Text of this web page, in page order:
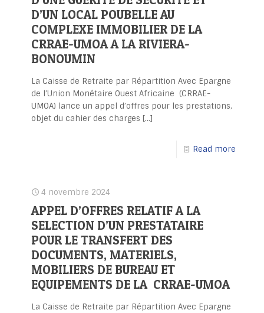
D’UN LOCAL POUBELLE AU
COMPLEXE IMMOBILIER DE LA
CRRAE-UMOA A LA RIVIERA-
BONOUMIN
La Caisse de Retraite par Répartition Avec Epargne
de l’Union Monétaire Ouest Africaine (CRRAE-
UMOA) lance un appel d’offres pour les prestations,
objet du cahier des charges […]
Read more
4 novembre 2024
APPEL D’OFFRES RELATIF A LA
SELECTION D’UN PRESTATAIRE
POUR LE TRANSFERT DES
DOCUMENTS, MATERIELS,
MOBILIERS DE BUREAU ET
EQUIPEMENTS DE LA CRRAE-UMOA
La Caisse de Retraite par Répartition Avec Epargne